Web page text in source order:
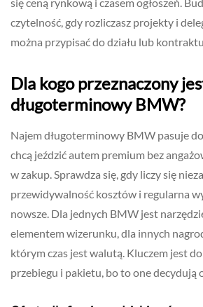
czytelność, gdy rozliczasz projekty i
można przypisać do działu lub kontraktu.
Dla kogo przeznaczony
długoterminowy BMW?
Najem długoterminowy BMW pasuje
chcą jeździć autem premium bez
w zakup. Sprawdza się, gdy liczy się
przewidywalność kosztów i regularna
nowsze. Dla jednych BMW jest
elementem wizerunku, dla innych
którym czas jest walutą. Kluczem jest
przebiegu i pakietu, bo to one decydują